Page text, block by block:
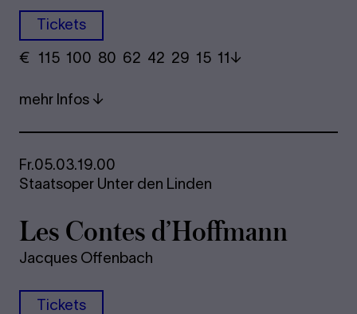
Tickets
€ ​ 115 100 80​ 62 42 29​ 15 11
mehr Infos
Fr.05.03.19.00
Staatsoper Unter den Linden
Les Con­tes d’Hoff­mann
Jacques Offenbach
Tickets